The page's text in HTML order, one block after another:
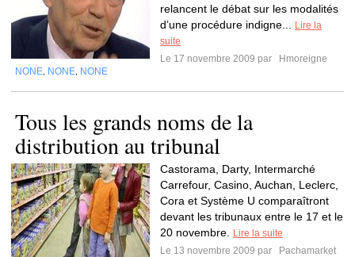
relancent le débat sur les modalités
d’une procédure indigne...
Lire la
suite
Le 17 novembre 2009 par
Hmoreigne
NONE NONE NONE
Tous les grands noms de la
distribution au tribunal
Castorama, Darty, Intermarché
Carrefour, Casino, Auchan, Leclerc,
Cora et Système U comparaîtront
devant les tribunaux entre le 17 et le
20 novembre.
Lire la suite
Le 13 novembre 2009 par
Pachamarket